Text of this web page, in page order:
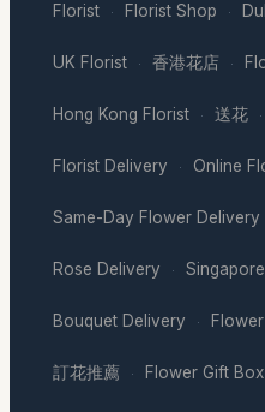
Florist · Florist Shop ·
UK Florist · 香港花店 ·
Hong Kong Florist · 送花 ·
Florist Delivery · Online
Same-Day Flower Delivery
Rose Delivery ·
Bouquet Delivery ·
訂花推薦 · Flower Gift Box